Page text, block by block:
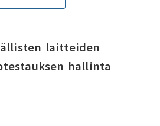
laitteiden
hallinta